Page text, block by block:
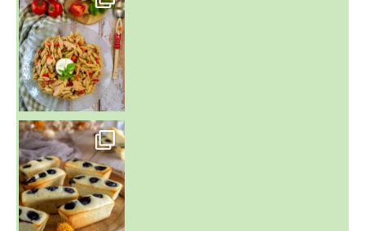
~ FINANCIERS MYRTILLES ET CITRON ~
Aujourd'hu